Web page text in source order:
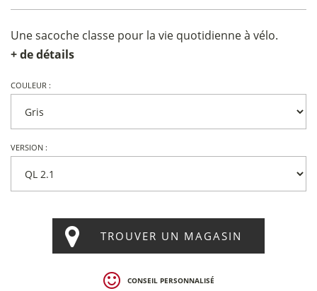
Une sacoche classe pour la vie quotidienne à vélo.
+ de détails
COULEUR :
VERSION :
TROUVER UN MAGASIN
CONSEIL PERSONNALISÉ